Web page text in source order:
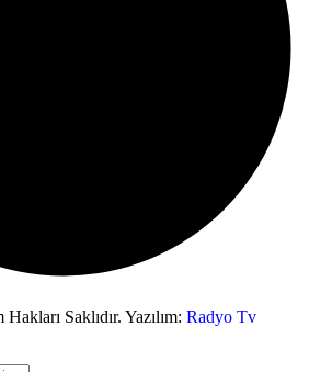
Hakları Saklıdır. Yazılım: Radyo Tv